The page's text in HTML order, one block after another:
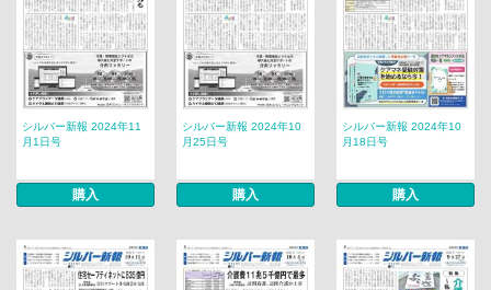
シルバー新報 2024年11
月1日号
購入
シルバー新報 2024年10
月25日号
購入
シルバー新報 2024年10
月18日号
購入